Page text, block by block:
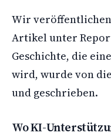
Wir
Artikel unter
Geschichte, die
wird, wurde von
und geschrieben.
Wo KI-